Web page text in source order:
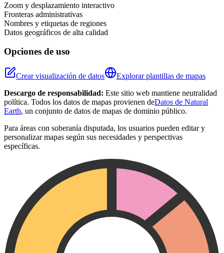
Zoom y desplazamiento interactivo
Fronteras administrativas
Nombres y etiquetas de regiones
Datos geográficos de alta calidad
Opciones de uso
Crear visualización de datos
Explorar plantillas de mapas
Descargo de responsabilidad: Este sitio web mantiene neutralidad
política. Todos los datos de mapas provienen deDatos de Natural
Earth, un conjunto de datos de mapas de dominio público.
Para áreas con soberanía disputada, los usuarios pueden editar y
personalizar mapas según sus necesidades y perspectivas
específicas.